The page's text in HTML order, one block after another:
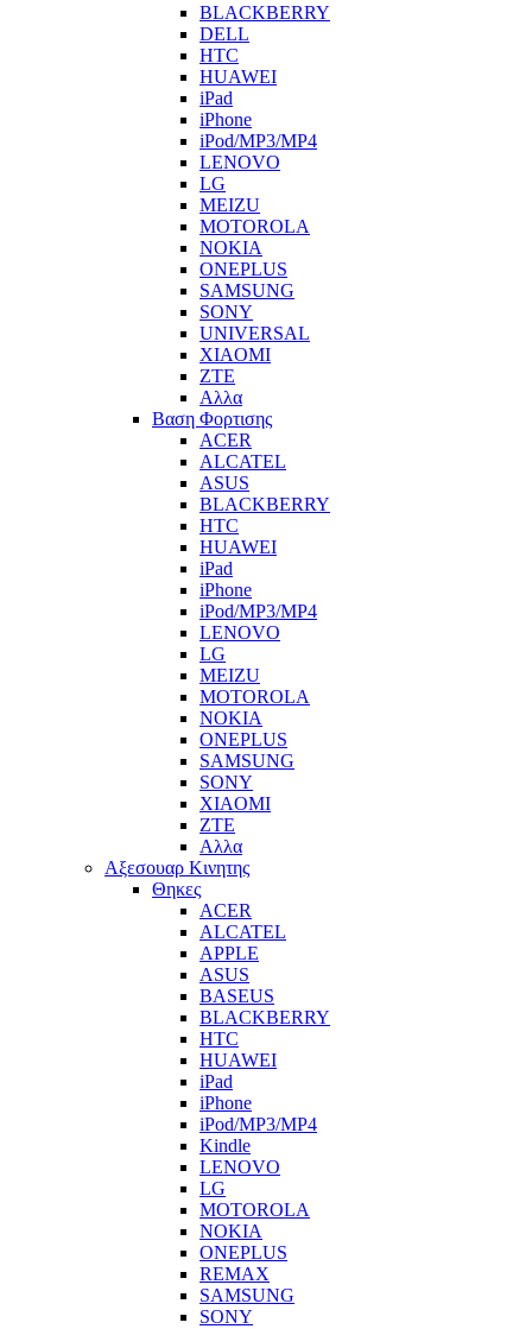
BLACKBERRY
DELL
HTC
HUAWEI
iPad
iPhone
iPod/MP3/MP4
LENOVO
LG
MEIZU
MOTOROLA
NOKIA
ONEPLUS
SAMSUNG
SONY
UNIVERSAL
XIAOMI
ZTE
Αλλα
Βαση Φορτισης
ACER
ALCATEL
ASUS
BLACKBERRY
HTC
HUAWEI
iPad
iPhone
iPod/MP3/MP4
LENOVO
LG
MEIZU
MOTOROLA
NOKIA
ONEPLUS
SAMSUNG
SONY
XIAOMI
ZTE
Αλλα
Αξεσουαρ Κινητης
Θηκες
ACER
ALCATEL
APPLE
ASUS
BASEUS
BLACKBERRY
HTC
HUAWEI
iPad
iPhone
iPod/MP3/MP4
Kindle
LENOVO
LG
MOTOROLA
NOKIA
ONEPLUS
REMAX
SAMSUNG
SONY